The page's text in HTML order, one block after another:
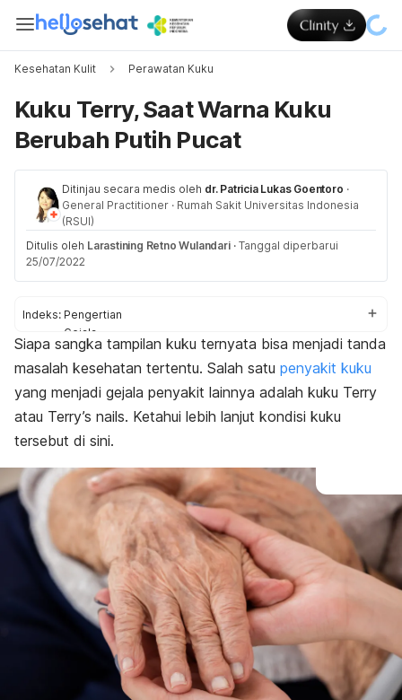
Kesehatan Kulit Perawatan Kuku
Kuku Terry, Saat Warna Kuku
Berubah Putih Pucat
Ditinjau secara medis oleh dr. Patricia Lukas Goentoro ·
General Practitioner · Rumah Sakit Universitas Indonesia
(RSUI)
Ditulis oleh Larastining Retno Wulandari · Tanggal diperbarui
25/07/2022
Indeks: Pengertian
Gejala
Penyebab dan faktor risiko
Diagnosis
Pengobatan
Pencegahan
Siapa sangka tampilan kuku ternyata bisa menjadi tanda
masalah kesehatan tertentu. Salah satu penyakit kuku
yang menjadi gejala penyakit lainnya adalah kuku Terry
atau Terry’s nails. Ketahui lebih lanjut kondisi kuku
tersebut di sini.